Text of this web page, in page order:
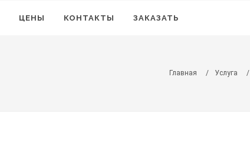
ЦЕНЫ КОНТАКТЫ ЗАКАЗАТЬ
Главная / Услуга /